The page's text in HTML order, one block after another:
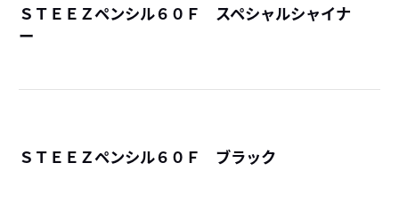
ＳＴＥＥＺペンシル６０Ｆ スペシャルシャイナ
ー
ＳＴＥＥＺペンシル６０Ｆ ブラック